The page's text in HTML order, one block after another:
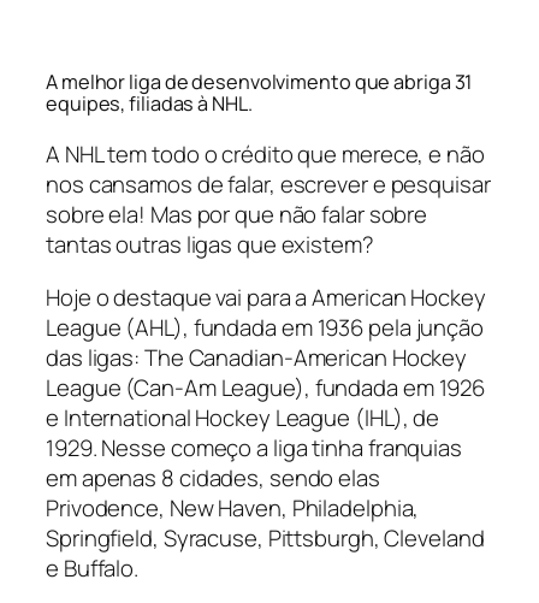
A melhor liga de desenvolvimento que abriga 31
equipes, filiadas à NHL.
A NHL tem todo o crédito que merece, e não
nos cansamos de falar, escrever e pesquisar
sobre ela! Mas por que não falar sobre
tantas outras ligas que existem?
Hoje o destaque vai para aAmerican Hockey
League (AHL), fundada em 1936 pela junção
das ligas: The Canadian-American Hockey
League (Can-Am League), fundada em 1926
e International Hockey League (IHL), de
1929.Nesse começo a liga tinha franquias
em apenas 8 cidades, sendo elas
Privodence, New Haven, Philadelphia,
Springfield, Syracuse, Pittsburgh, Cleveland
e Buffalo.